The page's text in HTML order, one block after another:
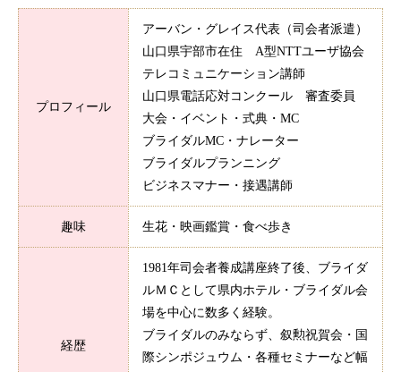
プロフィール
アーバン・グレイス代表（司会者派遣）
山口県宇部市在住 A型NTTユーザ協会
テレコミュニケーション講師
山口県電話応対コンクール 審査委員
大会・イベント・式典・MC
ブライダルMC・ナレーター
ブライダルプランニング
ビジネスマナー・接遇講師
趣味 生花・映画鑑賞・食べ歩き
経歴
1981年司会者養成講座終了後、ブライダ
ルＭＣとして県内ホテル・ブライダル会
場を中心に数多く経験。
ブライダルのみならず、叙勲祝賀会・国
際シンポジュウム・各種セミナーなど幅